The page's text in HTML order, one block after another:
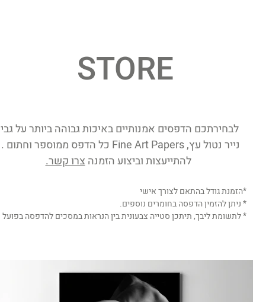
STORE
לבחירתכם הדפסים אמנותיים באיכות גבוהה ביותר על גבי
נייר נטול עץ, Fine Art Papers כל הדפס ממוספר וחתום .
להתייעצות וביצוע הזמנהצרו קשר.
*הזמנת גודל בהתאם לצורך אישי
* ניתן להזמין הדפסה בחומרים נוספים.
* לתשומת ליבך, תיתכן סטייה צבעונית בין הנראות במסכים להדפסה בפועל